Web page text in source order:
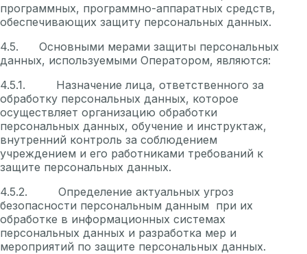
программных, программно-аппаратных средств,
обеспечивающих защиту персональных данных.
4.5. Основными мерами защиты персональных
данных, используемыми Оператором, являются:
4.5.1. Назначение лица, ответственного за
обработку персональных данных, которое
осуществляет организацию обработки
персональных данных, обучение и инструктаж,
внутренний контроль за соблюдением
учреждением и его работниками требований к
защите персональных данных.
4.5.2. Определение актуальных угроз
безопасности персональным данным при их
обработке в информационных системах
персональных данных и разработка мер и
мероприятий по защите персональных данных.